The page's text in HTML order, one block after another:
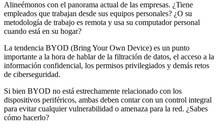
Alineémonos con el panorama actual de las empresas. ¿Tiene
empleados que trabajan desde sus equipos personales? ¿O su
metodología de trabajo es remota y usa su computador personal
cuando está en su hogar?
La tendencia BYOD (Bring Your Own Device) es un punto
importante a la hora de hablar de la filtración de datos, el acceso a la
información confidencial, los permisos privilegiados y demás retos
de ciberseguridad.
Si bien BYOD no está estrechamente relacionado con los
dispositivos periféricos, ambas deben contar con un control integral
para evitar cualquier vulnerabilidad o amenaza para la red. ¿Sabes
cómo hacerlo?